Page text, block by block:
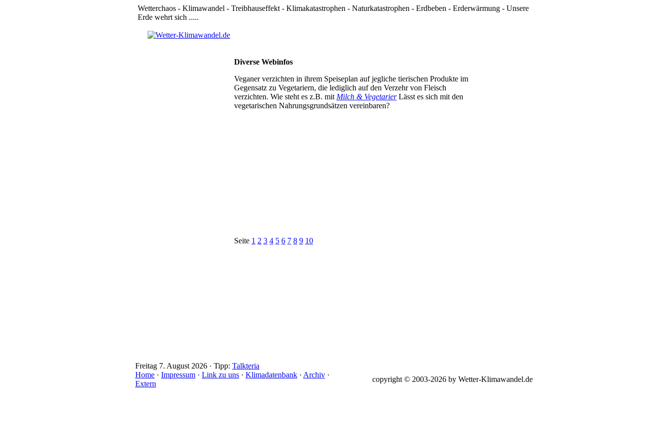
Wetterchaos - Klimawandel - Treibhauseffekt - Klimakatastrophen - Naturkatastrophen - Erdbeben - Erderwärmung - Unsere
Erde wehrt sich .....
Diverse Webinfos
Veganer verzichten in ihrem Speiseplan auf jegliche tierischen Produkte im
Gegensatz zu Vegetariern, die lediglich auf den Verzehr von Fleisch
verzichten. Wie steht es z.B. mit Milch & VegetarierLässt es sich mit den
vegetarischen Nahrungsgrundsätzen vereinbaren?
Seite 1 2 3 4 5 6 7 8 9 10
Freitag 7. August 2026 · Tipp: Talkteria
Home · Impressum · Link zu uns · Klimadatenbank · Archiv ·
Extern
copyright © 2003-2026 by Wetter-Klimawandel.de